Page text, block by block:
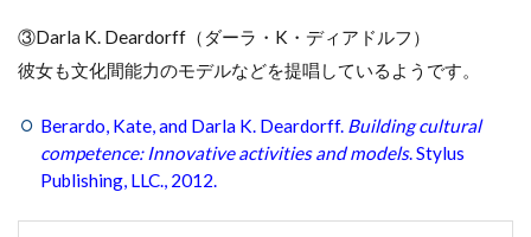
③Darla K. Deardorff（ダーラ・K・ディアドルフ）
彼女も文化間能力のモデルなどを提唱しているようです。
Berardo, Kate, and Darla K. Deardorff. Building cultural
competence: Innovative activities and models. Stylus
Publishing, LLC., 2012.